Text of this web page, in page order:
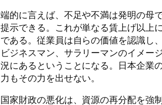
端的に言えば、不足や不満は発明の母
提示できる。これが単なる賃上げ以上
である。従業員は自らの価値を認識し
ビジネスマン、サラリーマンのイメー
況にあるということになる。日本企業
力もその力を出せない。
国家財政の悪化は、資源の再分配を強